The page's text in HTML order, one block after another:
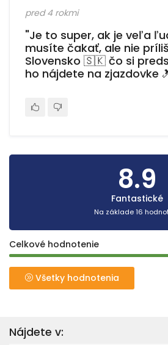
pred 4 rokmi
"Je to super, ak je veľa
musíte čakať, ale nie
Slovensko 🇸🇰 čo si
ho nájdete na zjazdovke
8.9
Fantastické
Na základe 16
Celkové hodnotenie
Všetky hodnotenia
Nájdete v: